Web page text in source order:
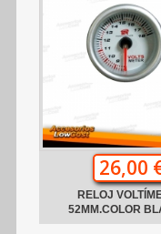
26,00
RELOJ
52MM.COLOR